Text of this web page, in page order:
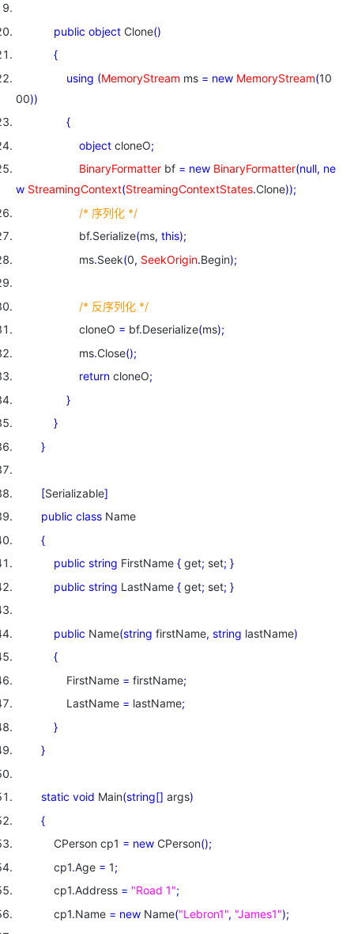
public object Clone()
{
using (MemoryStream ms = new MemoryStream(10
00))
{
object cloneO;
BinaryFormatter bf = new BinaryFormatter(null, ne
w StreamingContext(StreamingContextStates.Clone));
/* 序列化 */
bf.Serialize(ms, this);
ms.Seek(0, SeekOrigin.Begin);
/* 反序列化 */
cloneO = bf.Deserialize(ms);
ms.Close();
return cloneO;
}
}
}
[Serializable]
public class Name
{
public string FirstName { get; set; }
public string LastName { get; set; }
public Name(string firstName, string lastName)
{
FirstName = firstName;
LastName = lastName;
}
}
static void Main(string[] args)
{
CPerson cp1 = new CPerson();
cp1.Age = 1;
cp1.Address = "Road 1";
cp1.Name = new Name("Lebron1", "James1");